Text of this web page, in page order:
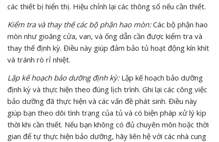
các thiết bị hiển thị. Hiệu chỉnh lại các thông số nếu cần thiết.
Kiểm tra và thay thế các bộ phận hao mòn:Các bộ phận hao
mòn như gioăng cửa, van, và ống dẫn cần được kiểm tra và
thay thế định kỳ. Điều này giúp đảm bảo tủ hoạt động kín khít
và tránh rò rỉ nhiệt.
Lập kế hoạch bảo dưỡng định kỳ:Lập kế hoạch bảo dưỡng
định kỳ và thực hiện theo đúng lịch trình. Ghi lại các công việc
bảo dưỡng đã thực hiện và các vấn đề phát sinh. Điều này
giúp bạn theo dõi tình trạng của tủ và có biện pháp xử lý kịp
thời khi cần thiết. Nếu bạn không có đủ chuyên môn hoặc thời
gian để tự thực hiện bảo dưỡng, hãy liên hệ với các nhà cung